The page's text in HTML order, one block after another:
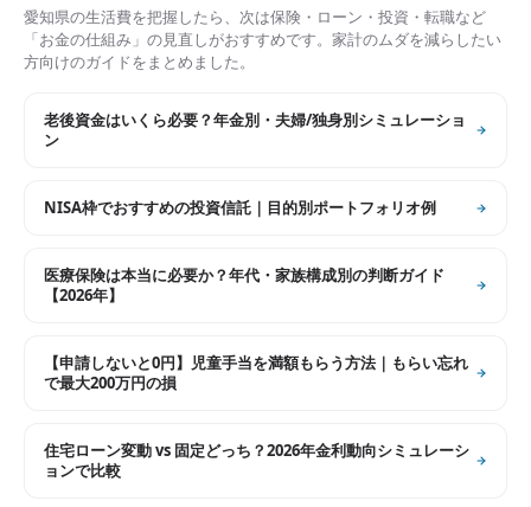
愛知県の生活費を把握したら、次は保険・ローン・投資・転職など
「お金の仕組み」の見直しがおすすめです。家計のムダを減らしたい
方向けのガイドをまとめました。
老後資金はいくら必要？年金別・夫婦/独身別シミュレーショ
ン
NISA枠でおすすめの投資信託｜目的別ポートフォリオ例
医療保険は本当に必要か？年代・家族構成別の判断ガイド
【2026年】
【申請しないと0円】児童手当を満額もらう方法｜もらい忘れ
で最大200万円の損
住宅ローン変動 vs 固定どっち？2026年金利動向シミュレーシ
ョンで比較